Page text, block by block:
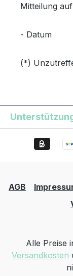
Mitteilung
- Datum
(*)
AGB
Alle Preise
Versandkosten